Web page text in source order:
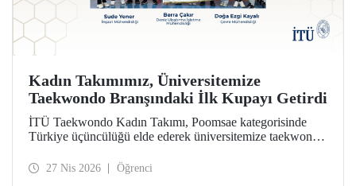
Kadın Takımımız, Üniversitemize
Taekwondo Branşındaki İlk Kupayı Getirdi
İTÜ Taekwondo Kadın Takımı, Poomsae kategorisinde
Türkiye üçüncülüğü elde ederek üniversitemize taekwondo
27 Nis 2026 Öğrenci